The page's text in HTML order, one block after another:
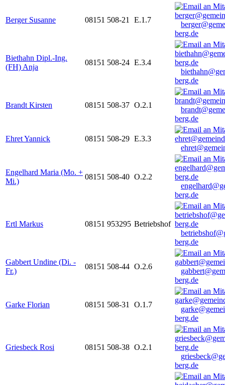
Berger Susanne 08151 508-21 E.1.7
berg.de
Biethahn Dipl.-Ing.
(FH) Anja
08151 508-24 E.3.4
berg.de
Brandt Kirsten 08151 508-37 O.2.1
berg.de
Ehret Yannick 08151 508-29 E.3.3
Engelhard Maria (Mo. +
Mi.)
08151 508-40 O.2.2
berg.de
Ertl Markus 08151 953295 Betriebshof
berg.de
Gabbert Undine (Di. -
Fr.)
08151 508-44 O.2.6
berg.de
Garke Florian 08151 508-31 O.1.7
berg.de
Griesbeck Rosi 08151 508-38 O.2.1
berg.de